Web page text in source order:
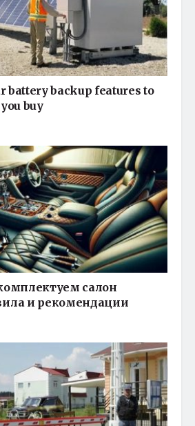
battery backup features to
buy
салон
и рекомендации